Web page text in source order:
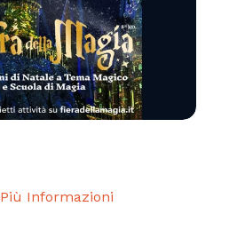
Più Informazioni